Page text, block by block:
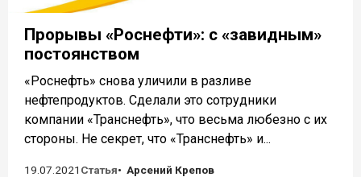
Прорывы «Роснефти»: с «завидным»
постоянством
«Роснефть» снова уличили в разливе
нефтепродуктов. Сделали это сотрудники
компании «Транснефть», что весьма любезно с их
стороны. Не секрет, что «Транснефть» и...
19.07.2021 Статья
Арсений Крепов